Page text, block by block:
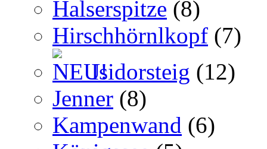
Halserspitze (8)
Hirschhörnlkopf (7)
Isidorsteig (12)
Jenner (8)
Kampenwand (6)